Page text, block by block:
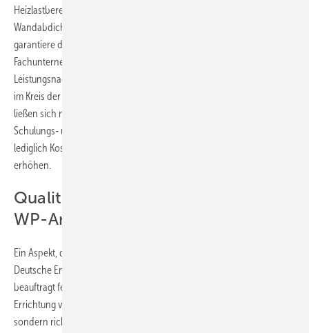
Heizlastberechnung, eine unsachgemäß ausgeführte
Wandabdichtung oder ein fehlender hydraulischer Abgleich: Letztlich
garantiere der ausführende Betrieb mit der
Fachunternehmererklärung eine mängelfreie Werkleistung und dieser
Leistungsnachweis habe sich erfolgreich etabliert, lautete der Tenor
im Kreis der Fachleute. Auftretende Mängel in der Bauausführung
ließen sich nicht dadurch ausschließen, dass noch zusätzliche
Schulungs- und Zertifizierungsmaßnahmen vorgeschrieben würden –
lediglich Kosten und Bürokratieaufwand würden sich dadurch
erhöhen.
Qualitätssicherung bei installierten
WP-Anlagen
Ein Aspekt, der bei der Diskussion hinzukam, soll hier nicht fehlen: Die
Deutsche Energie-Agentur (dena) ist von ministerieller Seite dazu
beauftragt festzustellen, inwieweit eine Qualitätssicherung bei der
Errichtung von WP-Anlagen besteht. Das mache nicht nur Sinn,
sondern richte sich auch nach dem GEG, das eine solche